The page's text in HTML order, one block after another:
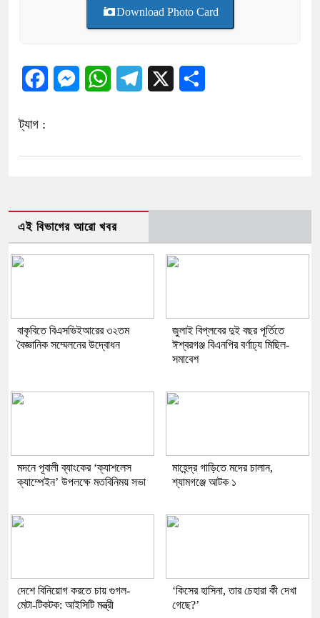
Download Photo Card
FacebookMessengerWhatsAppTelegram
ট্যাগ :
এই বিভাগের আরো খবর
বাকৃবিতে বিএসভিইআরের ৩২তম
বৈজ্ঞানিক সম্মেলনের উদ্বোধন
জুলাই বিপ্লবের দুই বছর পূর্তিতে
ঈশ্বরগঞ্জ বিএনপির বর্ণাঢ্য মিছিল-
সমাবেশ
মদনে পূবালী ব্যাংকের ‘ক্যাশলেস
ক্যাম্পেইন’ উপলক্ষে মতবিনিময় সভা
মাহেন্দ্র গাড়িতে মদের চালান,
শ্যামগঞ্জে আটক ১
দেশে বিনিয়োগ করতে চায় গুগল-
মেটা-টিকটক: আইসিটি মন্ত্রী
‘কিসের হাসিনা, তার চেহারা কী দেখা
গেছে?’